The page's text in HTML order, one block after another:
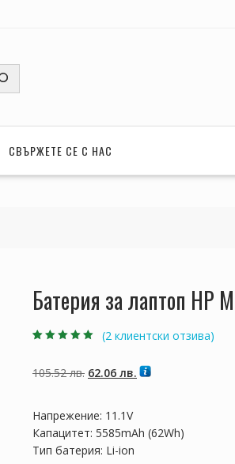
СВЪРЖЕТЕ СЕ С НАС
Батерия за лаптоп HP
потребителски
оценки
(2 клиентски отзива)
105.52лв. Original
105.52 лв..
62.06 лв. Текущата
Напрежение: 11.1V
Капацитет: 5585mAh (62Wh)
Тип батерия: Li-ion